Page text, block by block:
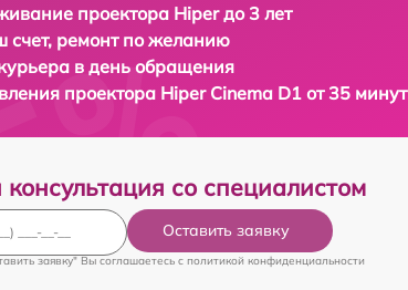
проектора Hiper до 3 лет
счет, ремонт по желанию
в день обращения
проектора Hiper Cinema D1 от 35 минут
со специалистом
Оставить заявку
заявку" Вы соглашаетесь c политикой конфиденциальности